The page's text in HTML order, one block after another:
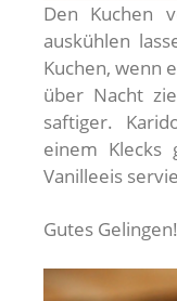
Den Kuchen
auskühlen
Kuchen, wenn
über Nacht
saftiger.
einem Klecks
Vanilleeis
Gutes Gelingen!